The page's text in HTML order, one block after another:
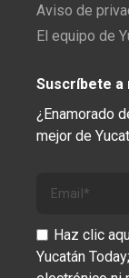
Aviso de
El equipo de
Suscríbete
¿Enamorado
mejor de
Haz clic
Yucatán